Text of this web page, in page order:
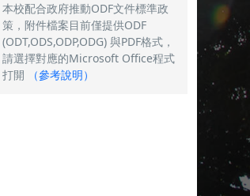
本校配合政府推動ODF文件標準政
策，附件檔案目前僅提供ODF
(ODT,ODS,ODP,ODG) 與PDF格式，
請選擇對應的Microsoft Office程式
打開
（參考說明）